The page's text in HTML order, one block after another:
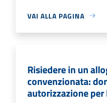
VAI ALLA PAGINA
Risiedere in un
convenzionata:
autorizzazione